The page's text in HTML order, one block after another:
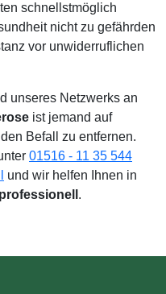
schnellstmöglich
nicht zu gefährden
vor unwiderruflichen
unseres Netzwerks an
ist jemand auf
Befall zu entfernen.
01516 - 11 35 544
und wir helfen Ihnen in
.